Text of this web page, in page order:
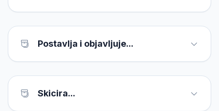
Postavlja i objavljuje...
Skicira...